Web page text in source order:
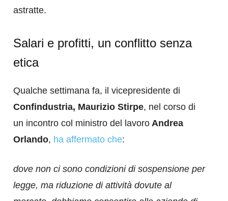
astratte.
Salari e profitti, un conflitto senza
etica
Qualche settimana fa, il vicepresidente di
Confindustria, Maurizio Stirpe, nel corso di
un incontro col ministro del lavoro Andrea
Orlando, ha affermato che:
dove non ci sono condizioni di sospensione per
legge, ma riduzione di attività dovute al